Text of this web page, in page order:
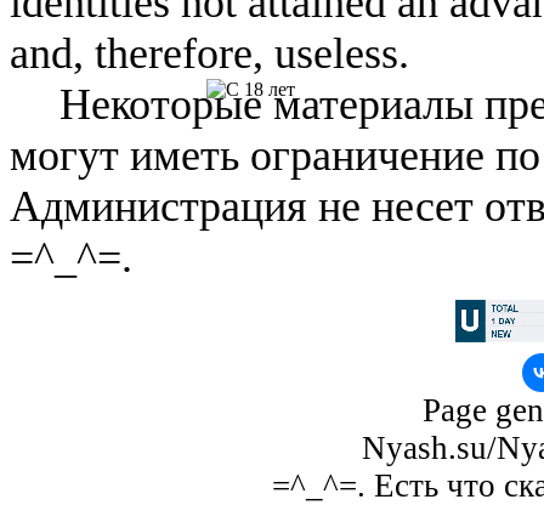
and, therefore, useless.
Некоторые материалы
могут иметь ограничение
Администрация не несет
=^_^=.
Page
Nyash.su/
=^_^=. Есть что